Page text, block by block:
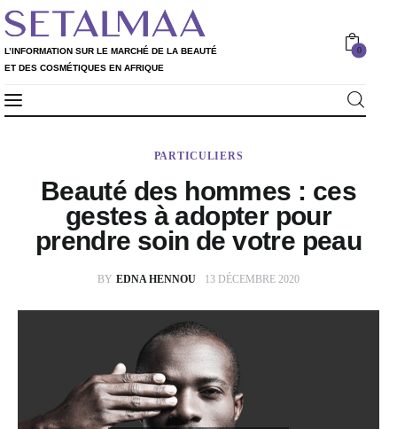
L’INFORMATION SUR LE MARCHÉ DE LA BEAUTÉ
ET DES COSMÉTIQUES EN AFRIQUE
0
Professionnels
Particuliers
Rapport 2020
Rapport 2021
Nos services
Shop
PARTICULIERS
Beauté des hommes : ces
gestes à adopter pour
prendre soin de votre peau
BY EDNA HENNOU 13 DÉCEMBRE 2020